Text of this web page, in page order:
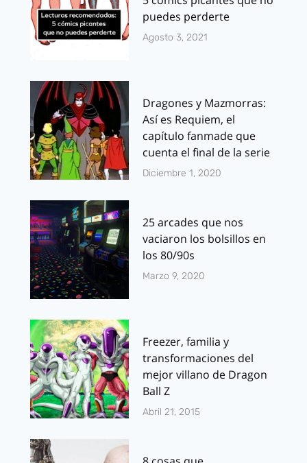
puedes perderte
Agosto 3, 2021
Dragones y Mazmorras:
Así es Requiem, el
capítulo fanmade que
cuenta el final de la serie
Diciembre 1, 2020
25 arcades que nos
vaciaron los bolsillos en
los 80/90s
Marzo 9, 2020
Freezer, familia y
transformaciones del
mejor villano de Dragon
Ball Z
Abril 21, 2015